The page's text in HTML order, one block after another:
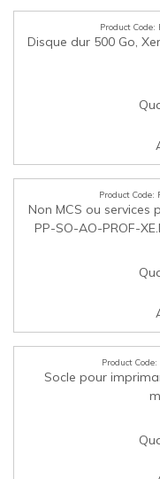
Disque dur 500 Go,
Non MCS ou services
PP-SO-AO-PROF-
Socle pour